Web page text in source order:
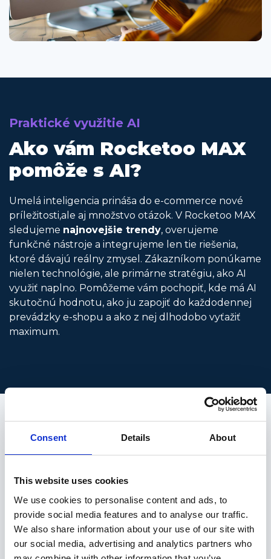
Consent Details About
This website uses cookies
We use cookies to personalise content and ads, to
provide social media features and to analyse our traffic.
We also share information about your use of our site with
our social media, advertising and analytics partners who
Praktické využitie AI
Ako vám Rocketoo MAX
pomôže s AI?
Umelá inteligencia prináša do e-commerce nové
príležitosti,ale aj množstvo otázok. V Rocketoo MAX
sledujeme najnovejšie trendy, overujeme
funkčné nástroje a integrujeme len tie riešenia,
ktoré dávajú reálny zmysel. Zákazníkom ponúkame
nielen technológie, ale primárne stratégiu, ako AI
využiť naplno. Pomôžeme vám pochopiť, kde má AI
skutočnú hodnotu, ako ju zapojiť do každodennej
prevádzky e-shopu a ako z nej dlhodobo vyťažiť
maximum.
Naše AI nástroje
váš e-shop
V Rocketoo MAXvyvíjame vlastné AI
nástrojepriamo na mieru našim e-
shopom. Už teraz môžete využiť